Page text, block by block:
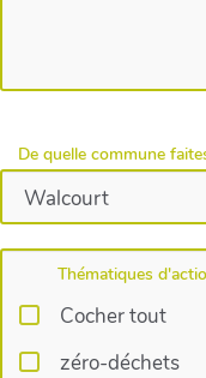
De quelle commune
Thématiques
Cocher tout
zéro-déchets